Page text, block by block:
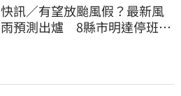
快訊／有望放颱風假？最新風
雨預測出爐 8縣市明達停班停